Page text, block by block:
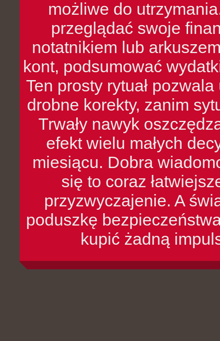
możliwe do
przeglądać swoje
notatnikiem lub
kont, podsumować
Ten prosty rytuał
drobne korekty, zanim
Trwały nawyk
efekt wielu małych
miesiącu. Dobra
się to coraz
przyzwyczajenie. A
poduszkę
kupić żadną